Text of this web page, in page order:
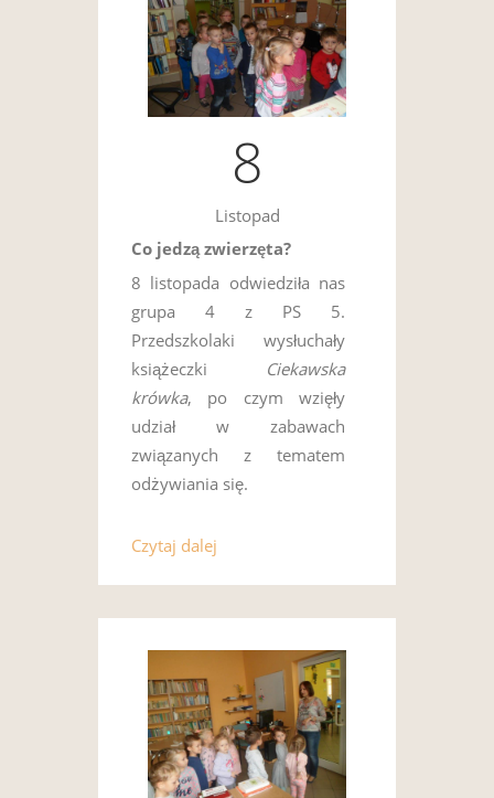
8
Listopad
Co jedzą zwierzęta?
8 listopada odwiedziła nas
grupa 4 z PS 5.
Przedszkolaki wysłuchały
książeczki Ciekawska
krówka, po czym wzięły
udział w zabawach
związanych z tematem
odżywiania się.
Czytaj dalej